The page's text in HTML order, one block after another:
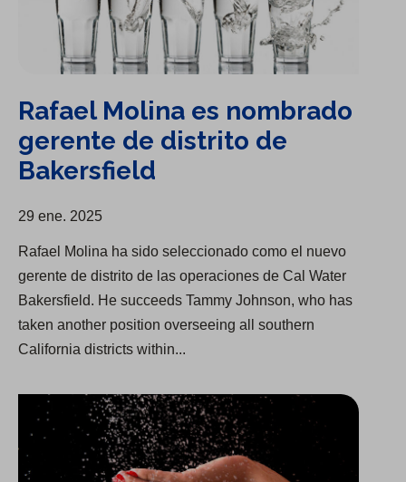
Rafael Molina es nombrado
gerente de distrito de
Bakersfield
29 ene. 2025
Rafael Molina ha sido seleccionado como el nuevo
gerente de distrito de las operaciones de Cal Water
Bakersfield. He succeeds Tammy Johnson, who has
taken another position overseeing all southern
California districts within...
Más allá de una temporada de servicio en nuestras comunidades